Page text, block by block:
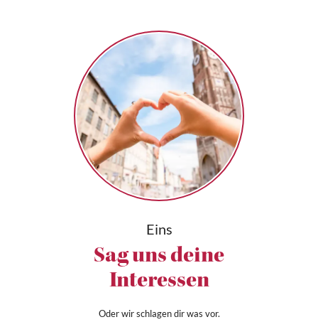
Eins
Sag uns deine
Interessen
Oder wir schlagen dir was vor.